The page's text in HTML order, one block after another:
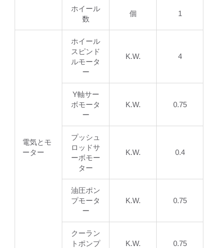
ホイール
数
個 1
電気とモ
ーター
ホイール
スピンド
ルモータ
ー
K.W. 4
Y軸サー
ボモータ
ー
K.W. 0.75
プッシュ
ロッドサ
ーボモー
ター
K.W. 0.4
油圧ポン
プモータ
ー
K.W. 0.75
クーラン
トポンプ
K.W. 0.75